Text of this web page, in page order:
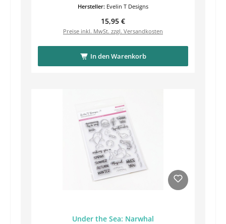
Hersteller: Evelin T Designs
Regulärer Preis:
15,95 €
Preise inkl. MwSt. zzgl. Versandkosten
In den Warenkorb
Under the Sea: Narwhal